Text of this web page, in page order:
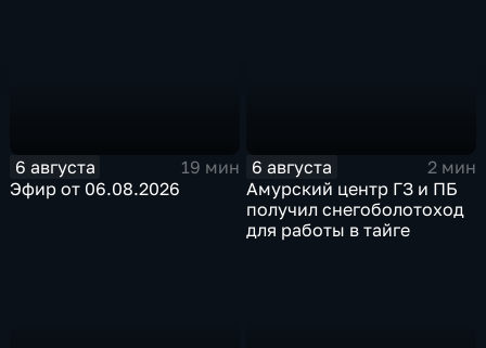
6 августа
19 мин
Эфир от 06.08.2026
6 августа
2 мин
Амурский центр ГЗ и ПБ
получил снегоболотоход
для работы в тайге